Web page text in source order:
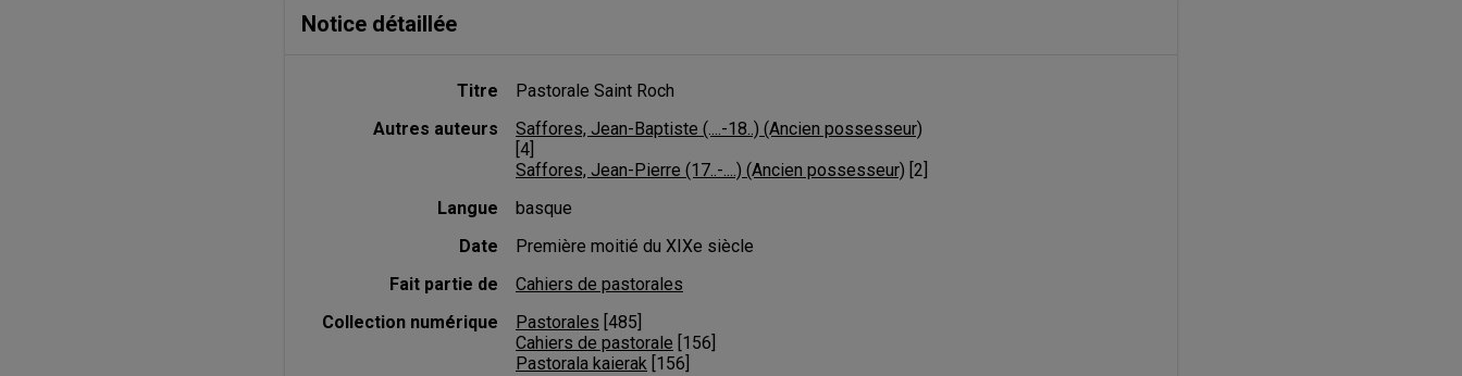
Notice détaillée
Titre
Pastorale Saint Roch
Autres auteurs
Saffores, Jean-Baptiste (....-18..) (Ancien possesseur)
4
Saffores, Jean-Pierre (17..-....) (Ancien possesseur) 2
Langue
basque
Date
Première moitié du XIXe siècle
Fait partie de
Cahiers de pastorales
Collection numérique
Pastorales 485
Cahiers de pastorale 156
Pastorala kaierak 156